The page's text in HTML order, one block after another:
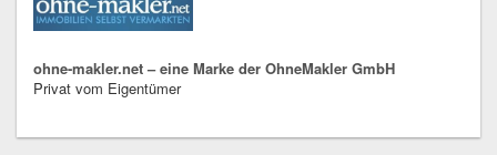
ohne-makler.net – eine Marke der OhneMakler GmbH
Privat vom Eigentümer